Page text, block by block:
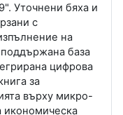
Уточнени бяха и
с
на
база
цифрова
за
върху микро-
икономическа